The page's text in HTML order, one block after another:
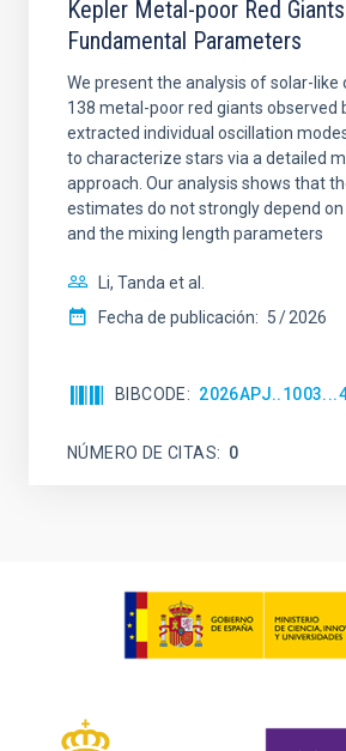
Kepler Metal-poor Red
Fundamental Parameters
We present the analysis of solar-like
138 metal-poor red giants observed
extracted individual oscillation
to characterize stars via a detailed
approach. Our analysis shows that
estimates do not strongly depend
and the mixing length parameters
Li, Tanda et al.
Fecha de publicación: 5 2026
BIBCODE
NÚMERO DE CITAS 0